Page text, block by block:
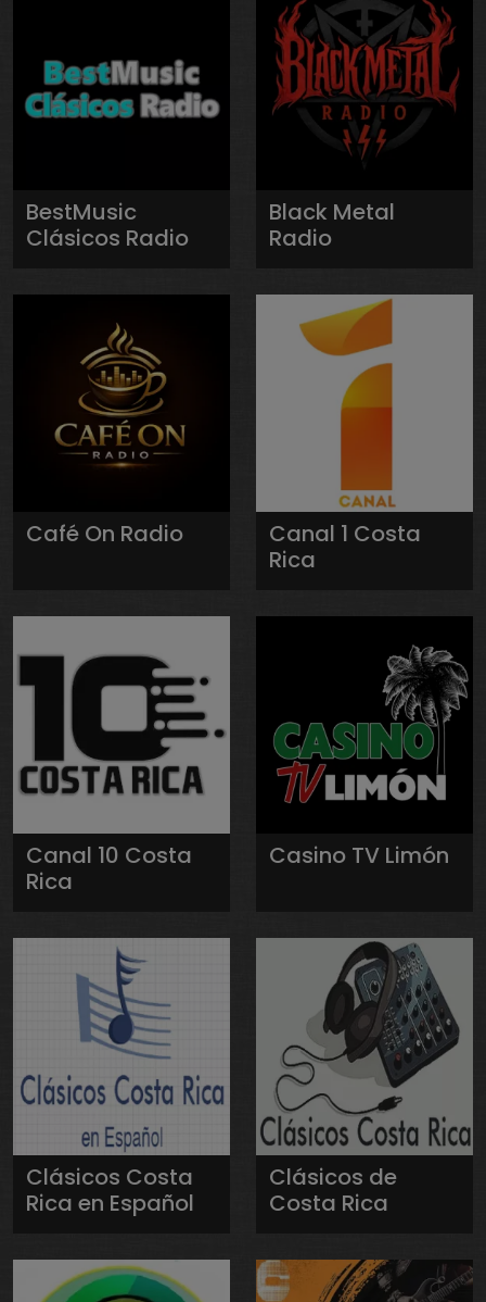
BestMusic
Clásicos Radio
Black Metal
Radio
Café On Radio
Canal 1 Costa
Rica
Canal 10 Costa
Rica
Casino TV Limón
Clásicos Costa
Rica en Español
Clásicos de
Costa Rica